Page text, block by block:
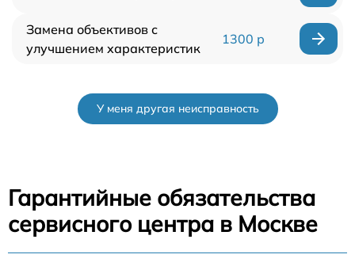
Замена объективов с
улучшением характеристик
1300 р
У меня другая неисправность
Гарантийные обязательства
сервисного центра в Москве